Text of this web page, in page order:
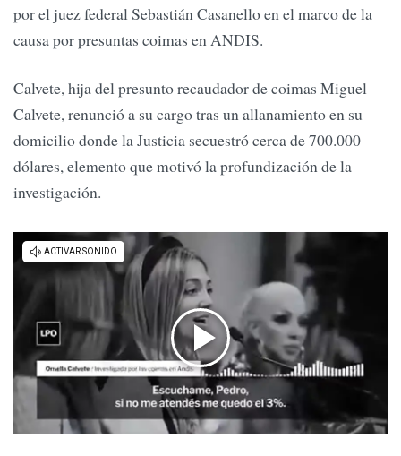
por el juez federal Sebastián Casanello en el marco de la
causa por presuntas coimas en ANDIS.
Calvete, hija del presunto recaudador de coimas Miguel
Calvete, renunció a su cargo tras un allanamiento en su
domicilio donde la Justicia secuestró cerca de 700.000
dólares, elemento que motivó la profundización de la
investigación.